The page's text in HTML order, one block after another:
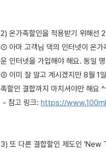
2) 온가족할인을 적용받기 위해선
① 아마 고객님 댁의 인터넷이 온가
운 인터넷을 가입해야 해요. 동일
② 이미 잘 알고 계시겠지만 8월 1
족할인 결합까지 마치셔야만 해요
- 참고 링크: https://
3) 또 다른 결합할인 제도인 'New